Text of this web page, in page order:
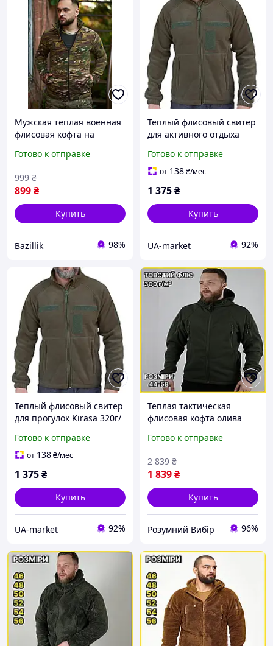
Мужская теплая военная
флисовая кофта на
мультикам
Готово к отправке
899₴
999 ₴
Купить
Bazillik 98%
Теплый флисовый свитер
для активного отдыха
ветрозащитой и
карманами на молнии
Готово к отправке
от 138₴/мес
1 375₴
Купить
UA-market 92%
Теплый флисовый свитер
для прогулок Kirasa 320г/
и глубокими карманами
Polartec
Готово к отправке
от 138₴/мес
1 375₴
Купить
UA-market 92%
Теплая тактическая
флисовая кофта олива
армейская на молнии
В
Готово к отправке
1 839₴
2 839 ₴
Купить
Розумний Вибір 96%